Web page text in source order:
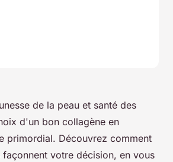
de la peau et santé des
d'un bon collagène en
primordial. Découvrez comment
votre décision, en vous